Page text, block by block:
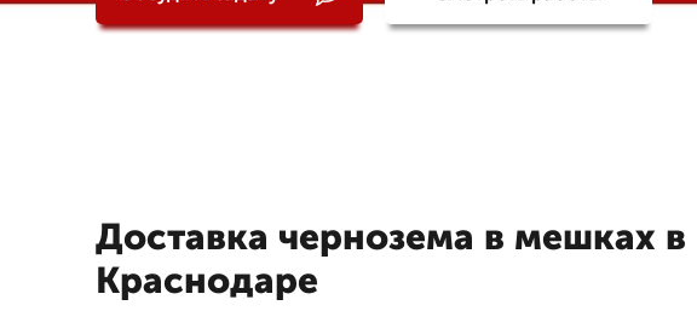
Доставка чернозема в мешках в
Краснодаре